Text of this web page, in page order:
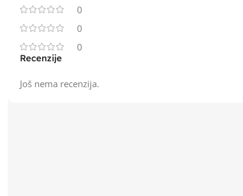
0
0
0
Recenzije
Još nema recenzija.